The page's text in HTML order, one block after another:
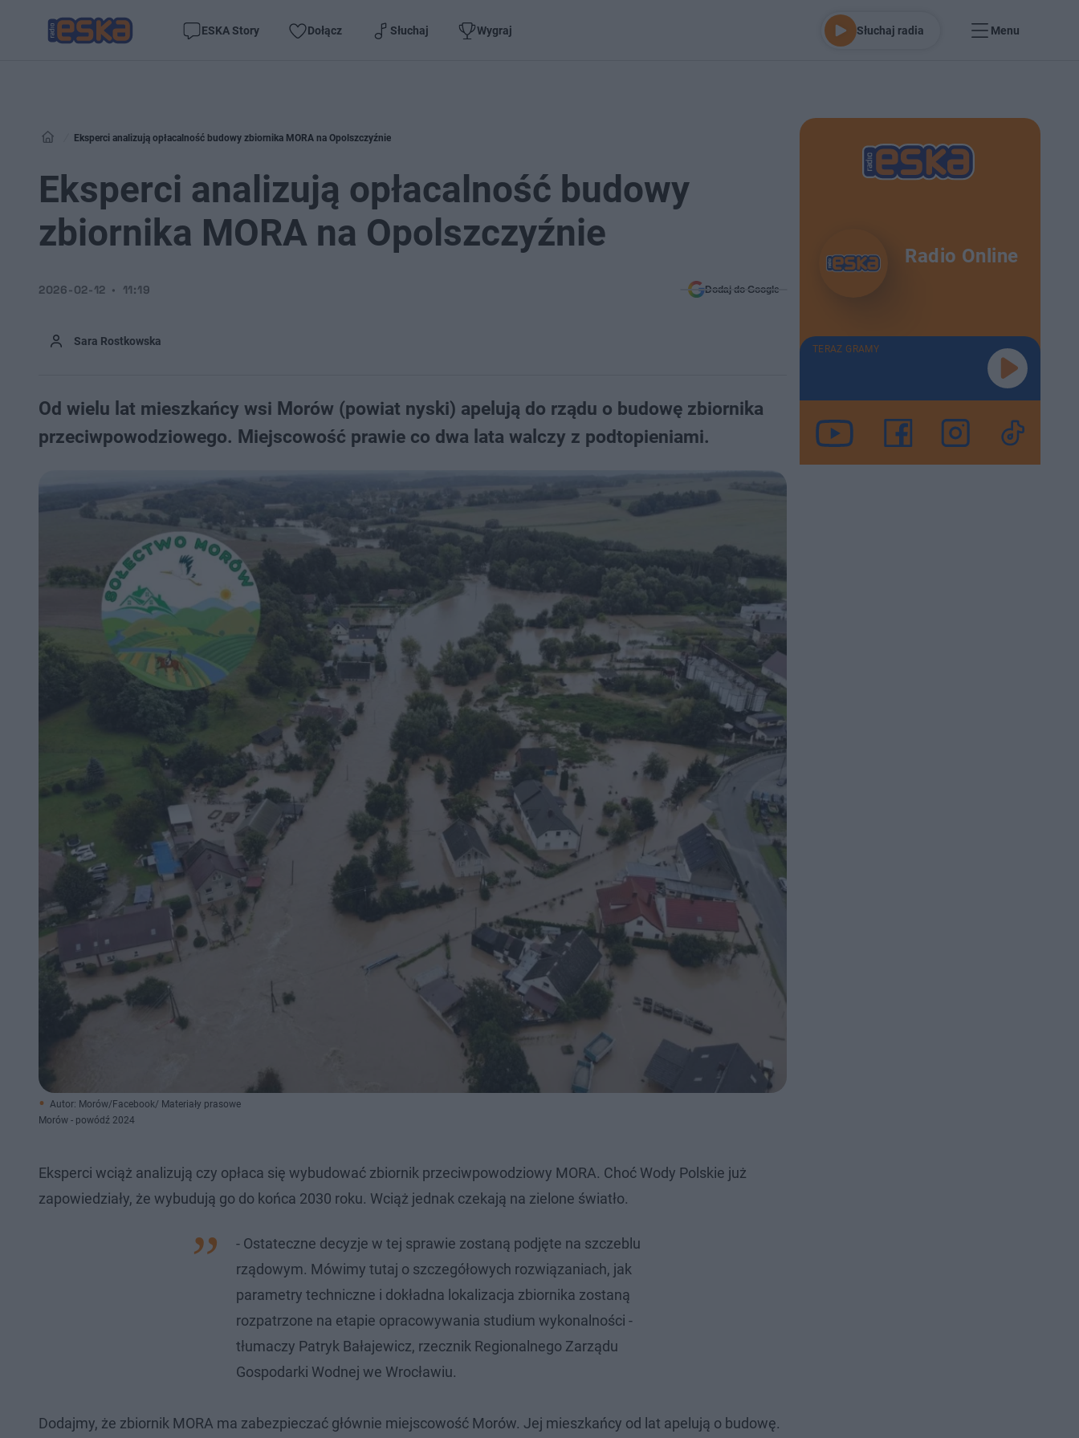
ESKA Story Dołącz Słuchaj Wygraj Słuchaj radia Menu
Eksperci analizują opłacalność budowy zbiornika MORA na Opolszczyźnie
Eksperci analizują opłacalność budowy
zbiornika MORA na Opolszczyźnie
Sara Rostkowska
2026-02-12 11:19 Dodaj do Google
Od wielu lat mieszkańcy wsi Morów (powiat nyski) apelują do rządu o budowę zbiornika
przeciwpowodziowego. Miejscowość prawie co dwa lata walczy z podtopieniami.
Autor: Morów/Facebook/ Materiały prasowe
Morów - powódź 2024
Eksperci wciąż analizują czy opłaca się wybudować zbiornik przeciwpowodziowy MORA. Choć Wody Polskie już
zapowiedziały, że wybudują go do końca 2030 roku. Wciąż jednak czekają na zielone światło.
- Ostateczne decyzje w tej sprawie zostaną podjęte na szczeblu
rządowym. Mówimy tutaj o szczegółowych rozwiązaniach, jak
parametry techniczne i dokładna lokalizacja zbiornika zostaną
rozpatrzone na etapie opracowywania studium wykonalności -
tłumaczy Patryk Bałajewicz, rzecznik Regionalnego Zarządu
Gospodarki Wodnej we Wrocławiu.
Dodajmy, że zbiornik MORA ma zabezpieczać głównie miejscowość Morów. Jej mieszkańcy od lat apelują o budowę.
Radio Online
TERAZ GRAMY